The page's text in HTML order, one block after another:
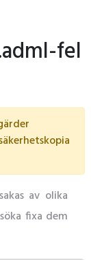
fel
av olika
fixa dem